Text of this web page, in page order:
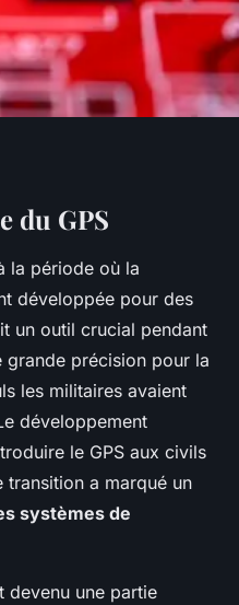
le GPS
Transformé
Nous
du GPS
la période où la
développée pour des
un outil crucial pendant
précision pour la
les militaires avaient
développement
le GPS aux civils
transition a marqué un
systèmes de
devenu une partie